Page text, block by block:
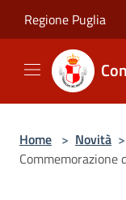
Regione Puglia
Home > Novità >
Commemorazione